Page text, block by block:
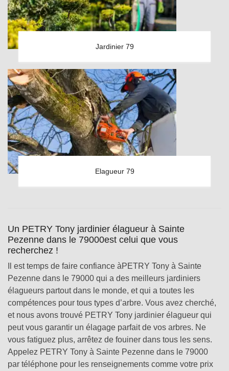
Jardinier 79
Elagueur 79
Un PETRY Tony jardinier élagueur à Sainte
Pezenne dans le 79000est celui que vous
recherchez !
Il est temps de faire confiance àPETRY Tony à Sainte
Pezenne dans le 79000 qui a des meilleurs jardiniers
élagueurs partout dans le monde, et qui a toutes les
compétences pour tous types d’arbre. Vous avez cherché,
et nous avons trouvé PETRY Tony jardinier élagueur qui
peut vous garantir un élagage parfait de vos arbres. Ne
vous fatiguez plus, arrêtez de fouiner dans tous les sens.
Appelez PETRY Tony à Sainte Pezenne dans le 79000
par téléphone pour les renseignements comme votre prix